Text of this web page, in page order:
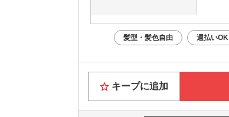
髪型・髪色自由 週払いOK
キープに追加